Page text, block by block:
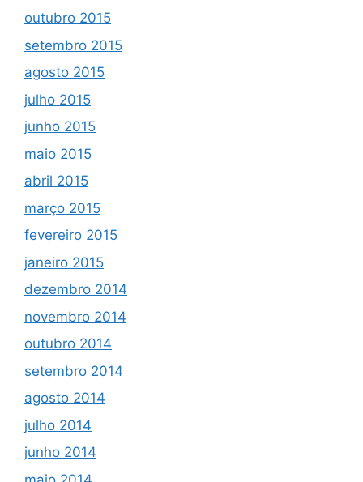
outubro 2015
setembro 2015
agosto 2015
julho 2015
junho 2015
maio 2015
abril 2015
março 2015
fevereiro 2015
janeiro 2015
dezembro 2014
novembro 2014
outubro 2014
setembro 2014
agosto 2014
julho 2014
junho 2014